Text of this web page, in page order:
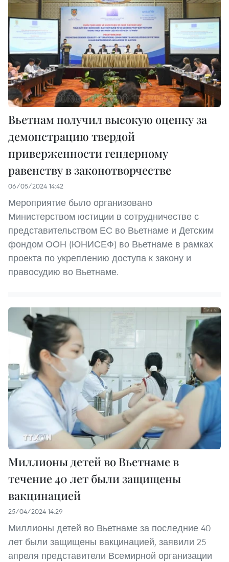
Вьетнам получил высокую оценку за
демонстрацию твердой
приверженности гендерному
равенству в законотворчестве
06/05/2024 14:42
Мероприятие было организовано
Министерством юстиции в сотрудничестве с
представительством ЕС во Вьетнаме и Детским
фондом ООН (ЮНИСЕФ) во Вьетнаме в рамках
проекта по укреплению доступа к закону и
правосудию во Вьетнаме.
Миллионы детей во Вьетнаме в
течение 40 лет были защищены
вакцинацией
25/04/2024 14:29
Миллионы детей во Вьетнаме за последние 40
лет были защищены вакцинацией, заявили 25
апреля представители Всемирной организации